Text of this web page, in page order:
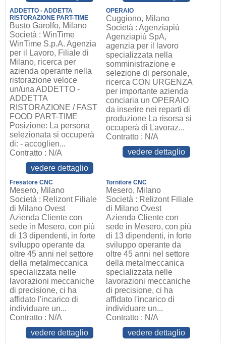
ADDETTO - ADDETTA
RISTORAZIONE PART-TIME
Busto Garolfo, Milano
Società : WinTime
WinTime S.p.A. Agenzia
per il Lavoro, Filiale di
Milano, ricerca per
azienda operante nella
ristorazione veloce
un/una ADDETTO -
ADDETTA
RISTORAZIONE / FAST
FOOD PART-TIME
Posizione: La persona
selezionata si occuperà
di: - accoglien...
Contratto : N/A
vedere dettaglio
OPERAIO
Cuggiono, Milano
Società : Agenziapiù
Agenziapiù SpA,
agenzia per il lavoro
specializzata nella
somministrazione e
selezione di personale,
ricerca CON URGENZA
per importante azienda
conciaria un OPERAIO
da inserire nei reparti di
produzione La risorsa si
occuperà di Lavoraz...
Contratto : N/A
vedere dettaglio
Fresatore CNC
Mesero, Milano
Società : Relizont Filiale
di Milano Ovest
Azienda Cliente con
sede in Mesero, con più
di 13 dipendenti, in forte
sviluppo operante da
oltre 45 anni nel settore
della metalmeccanica
specializzata nelle
lavorazioni meccaniche
di precisione, ci ha
affidato l'incarico di
individuare un...
Contratto : N/A
vedere dettaglio
Tornitore CNC
Mesero, Milano
Società : Relizont Filiale
di Milano Ovest
Azienda Cliente con
sede in Mesero, con più
di 13 dipendenti, in forte
sviluppo operante da
oltre 45 anni nel settore
della metalmeccanica
specializzata nelle
lavorazioni meccaniche
di precisione, ci ha
affidato l'incarico di
individuare un...
Contratto : N/A
vedere dettaglio